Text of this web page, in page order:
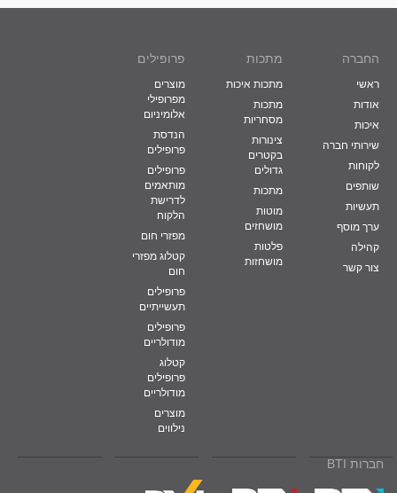
החברה
ראשי
אודות
איכות
שירותי חברה
לקוחות
שותפים
תעשיות
ערך מוסף
קהילה
צור קשר
מתכות
מתכות איכות
מתכות
מסחריות
צינורות
בקטרים
גדולים
מתכות
מוטות
מושחזים
פלטות
מושחזות
פרופילים
מוצרים
מפרופילי
אלומיניום
הנדסת
פרופילים
פרופילים
מותאמים
לדרישת
הלקוח
מפזרי חום
קטלוג מפזרי
חום
פרופילים
תעשייתיים
פרופילים
מודולריים
קטלוג
פרופילים
מודולריים
מוצרים
נילווים
חברות BTI